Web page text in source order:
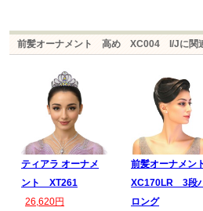
前髪オーナメント 高め XC004 I/Jに関
ティアラ オーナメ
ント XT261
26,620円
前髪オーナメン
XC170LR 3段
ロング